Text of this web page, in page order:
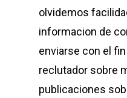
olvidemos
informacion de
enviarse con el
reclutador sobre
publicaciones